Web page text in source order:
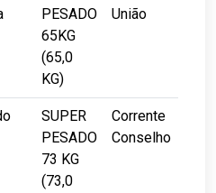
PESADO
65KG
(65,0
KG)
União
SUPER
PESADO
73 KG
(73,0
Corrente
Conselho